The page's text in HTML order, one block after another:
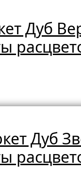
Дуб
Дуб